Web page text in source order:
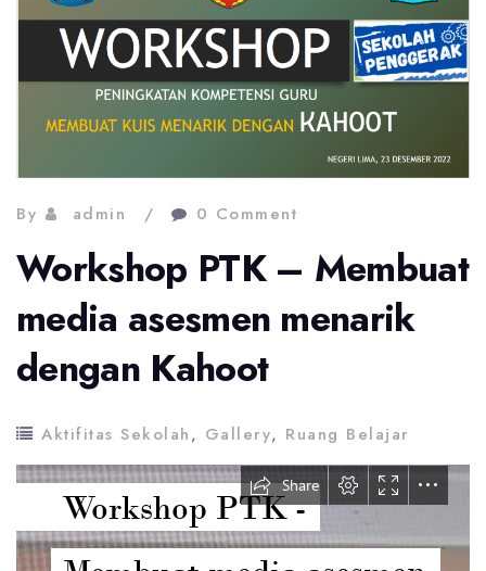
By admin 0 Comment
Workshop PTK – Membuat
media asesmen menarik
dengan Kahoot
Aktifitas Sekolah, Gallery, Ruang Belajar